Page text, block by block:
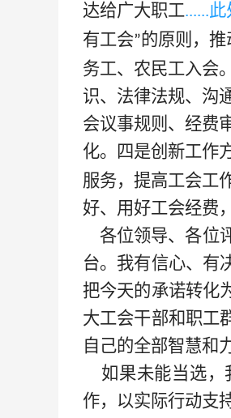
达给广大职工......
有工会”的原则，
务工、农民工入会
识、法律法规、沟
会议事规则、经费
化。四是创新工作
服务，提高工会工
好、用好工会经费
各位领导、各位
台。我有信心、有
把今天的承诺转化
大工会干部和职工
自己的全部智慧和
如果未能当选
作，以实际行动支